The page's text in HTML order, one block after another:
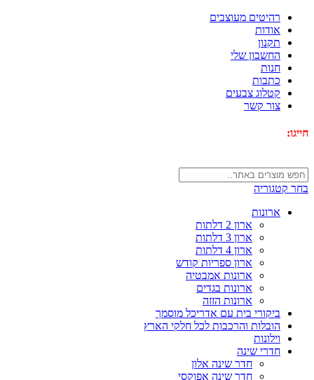
רהיטים מעוצבים
אודות
תקנון
החשבון שלי
חנות
כתבות
קטלוג צבעים
צור קשר
חייגו:
בחר קטגוריה
ארונות
ארון 2 דלתות
ארון 3 דלתות
ארון 4 דלתות
ארון ספריות קודש
ארונות אמבטיה
ארונות בגדים
ארונות הזזה
ביקורי בית עם אדריכל מוסמך
הובלות והרכבות לכל חלקי הארץ
וילונות
חדרי שינה
חדר שינה אלון
חדר שינה אפוקסי